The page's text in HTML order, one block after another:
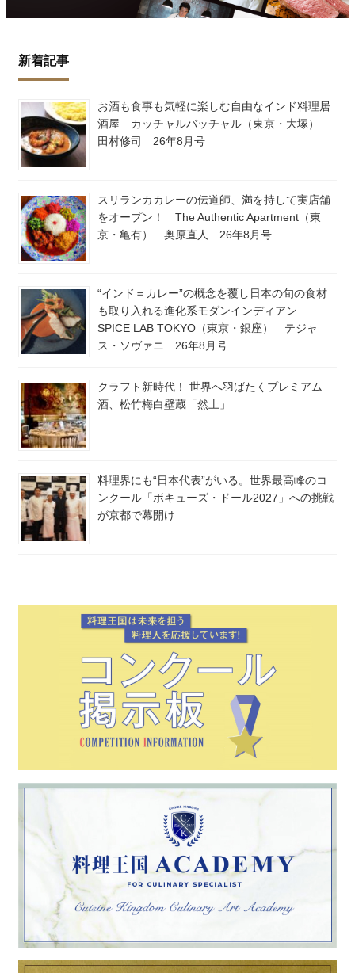
新着記事
お酒も食事も気軽に楽しむ自由なインド料理居
酒屋 カッチャルバッチャル（東京・大塚）
田村修司 26年8月号
スリランカカレーの伝道師、満を持して実店舗
をオープン！ The Authentic Apartment（東
京・亀有） 奥原直人 26年8月号
“インド＝カレー”の概念を覆し日本の旬の食材
も取り入れる進化系モダンインディアン
SPICE LAB TOKYO（東京・銀座） テジャ
ス・ソヴァニ 26年8月号
クラフト新時代！ 世界へ羽ばたくプレミアム
酒、松竹梅白壁蔵「然土」
料理界にも“日本代表”がいる。世界最高峰のコ
ンクール「ボキューズ・ドール2027」への挑戦
が京都で幕開け